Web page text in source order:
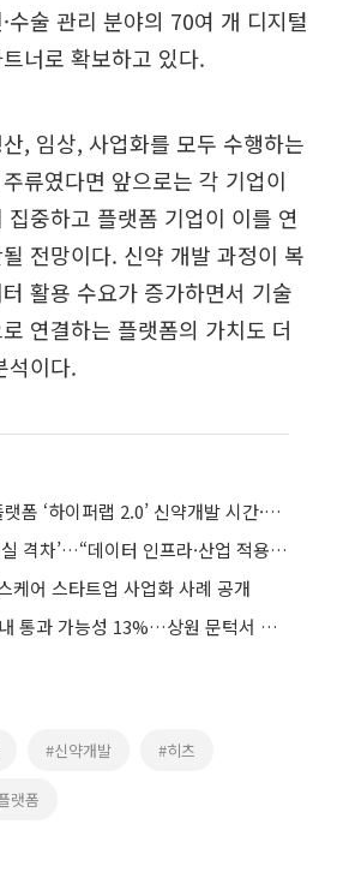
수술 관리 분야의 70여 개 디지털
너로 확보하고 있다.
, 임상, 사업화를 모두 수행하는
류였다면 앞으로는 각 기업이
중하고 플랫폼 기업이 이를 연
전망이다. 신약 개발 과정이 복
활용 수요가 증가하면서 기술
연결하는 플랫폼의 가치도 더
석이다.
히츠 “AI 신약개발 플랫폼 ‘하이퍼랩 2.0’ 신약개발 시간·비용 획기적 절감”
바이오 AI ‘기대와 현실 격차’…“데이터 인프라·산업 적용 전략 필요”
케어 스타트업 사업화 사례 공개
美 클래리티 법안 연내 통과 가능성 13%…상원 문턱서 제동
#신약개발 #히츠
랫폼